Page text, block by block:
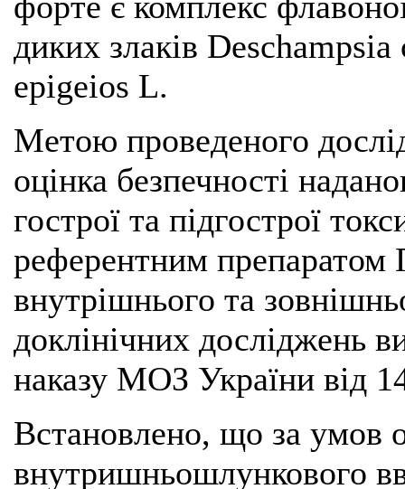
диких злаків
epigeios L.
Метою проведеного
оцінка безпечності
гострої та підгострої
референтним препаратом
внутрішнього та
доклінічних досліджень
наказу МОЗ України від
Встановлено, що за умов
внутришньошлункового